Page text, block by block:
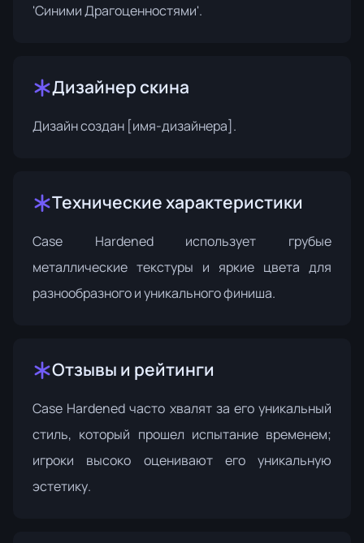
'Синими Драгоценностями'.
Дизайнер скина
Дизайн создан [имя-дизайнера].
Технические характеристики
Case Hardened использует грубые
металлические текстуры и яркие цвета для
разнообразного и уникального финиша.
Отзывы и рейтинги
Case Hardened часто хвалят за его уникальный
стиль, который прошел испытание временем;
игроки высоко оценивают его уникальную
эстетику.